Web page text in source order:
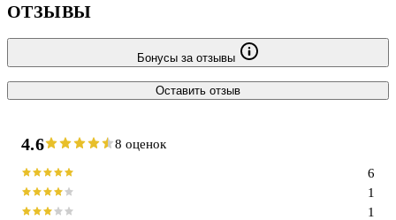
ОТЗЫВЫ
Бонусы за отзывы
Оставить отзыв
4.6 8 оценок
1
1
6